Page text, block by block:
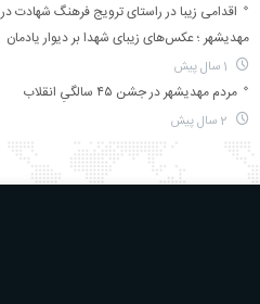
اقدامی زیبا در راستای ترویج فرهنگ شهادت در
مهدیشهر ؛ عکس‌های زیبای شهدا بر دیوار یادمان
مردم مهدیشهر در جشن ۴۵ سالگیِ انقلاب